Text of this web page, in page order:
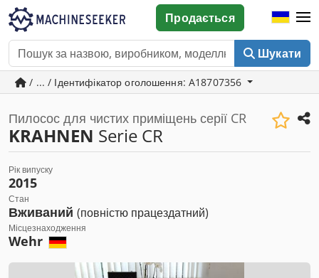
Шукати
Продається
/ ... / Ідентифікатор оголошення: A18707356
Пилосос для чистих приміщень серії CR
KRAHNEN Serie CR
Рік випуску
2015
Стан
Вживаний (повністю працездатний)
Місцезнаходження
Wehr